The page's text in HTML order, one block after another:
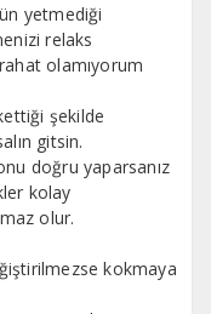
yetmediği
relaks
olamıyorum
şekilde
gitsin.
doğru yaparsanız
kolay
olur.
kokmaya